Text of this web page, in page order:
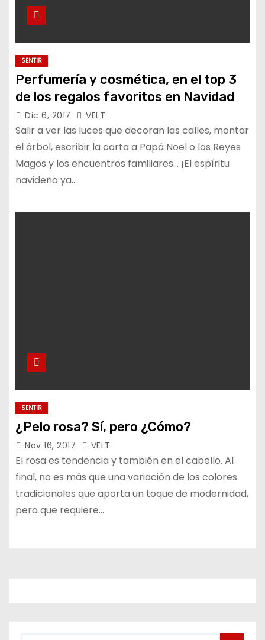
SENTIR
Perfumería y cosmética, en el top 3
de los regalos favoritos en Navidad
Dic 6, 2017 VELT
Salir a ver las luces que decoran las calles, montar
el árbol, escribir la carta a Papá Noel o los Reyes
Magos y los encuentros familiares… ¡El espíritu
navideño ya…
SENTIR
¿Pelo rosa? Sí, pero ¿Cómo?
Nov 16, 2017 VELT
El rosa es tendencia y también en el cabello. Al
final, no es más que una variación de los colores
tradicionales que aporta un toque de modernidad,
pero que requiere…